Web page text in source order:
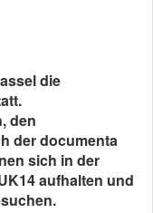
die
den
der documenta
sich in der
aufhalten und